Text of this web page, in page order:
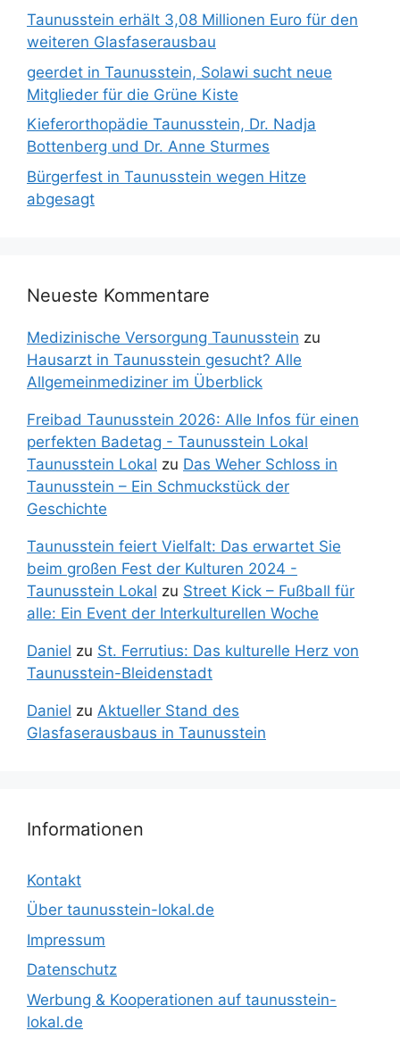
Taunusstein erhält 3,08 Millionen Euro für den
weiteren Glasfaserausbau
geerdet in Taunusstein, Solawi sucht neue
Mitglieder für die Grüne Kiste
Kieferorthopädie Taunusstein, Dr. Nadja
Bottenberg und Dr. Anne Sturmes
Bürgerfest in Taunusstein wegen Hitze
abgesagt
Neueste Kommentare
Medizinische Versorgung Taunusstein zu
Hausarzt in Taunusstein gesucht? Alle
Allgemeinmediziner im Überblick
Freibad Taunusstein 2026: Alle Infos für einen
perfekten Badetag - Taunusstein Lokal
Taunusstein Lokal zu Das Weher Schloss in
Taunusstein – Ein Schmuckstück der
Geschichte
Taunusstein feiert Vielfalt: Das erwartet Sie
beim großen Fest der Kulturen 2024 -
Taunusstein Lokal zu Street Kick – Fußball für
alle: Ein Event der Interkulturellen Woche
Daniel zu St. Ferrutius: Das kulturelle Herz von
Taunusstein-Bleidenstadt
Daniel zu Aktueller Stand des
Glasfaserausbaus in Taunusstein
Informationen
Kontakt
Über taunusstein-lokal.de
Impressum
Datenschutz
Werbung & Kooperationen auf taunusstein-
lokal.de